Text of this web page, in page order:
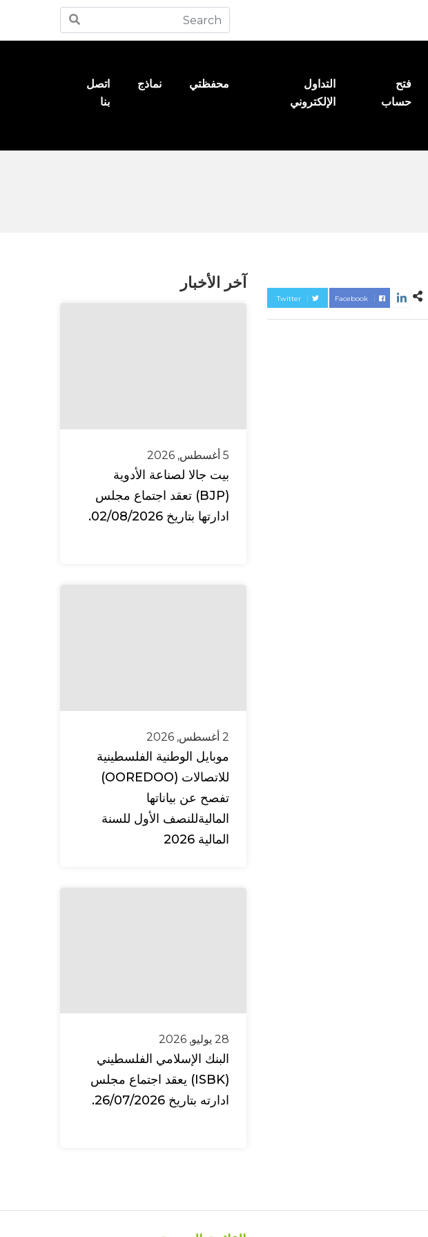
فتح
حساب
التداول
الإلكتروني
محفظتي نماذج
اتصل
بنا
Twitter Facebook
آخر الأخبار
5 أغسطس, 2026
بيت جالا لصناعة الأدوية
(BJP) تعقد اجتماع مجلس
ادارتها بتاريخ 02/08/2026.
2 أغسطس, 2026
موبايل الوطنية الفلسطينية
للاتصالات (OOREDOO)
تفصح عن بياناتها
الماليةللنصف الأول للسنة
المالية 2026
28 يوليو, 2026
البنك الإسلامي الفلسطيني
(ISBK) يعقد اجتماع مجلس
ادارته بتاريخ 26/07/2026.